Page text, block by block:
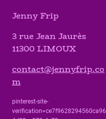
Jenny Frip
3 rue Jean Jaurès
11300 LIMOUX
contact@jennyfrip.co
m
pinterest-site-
verification=ce7f9628294560ca96